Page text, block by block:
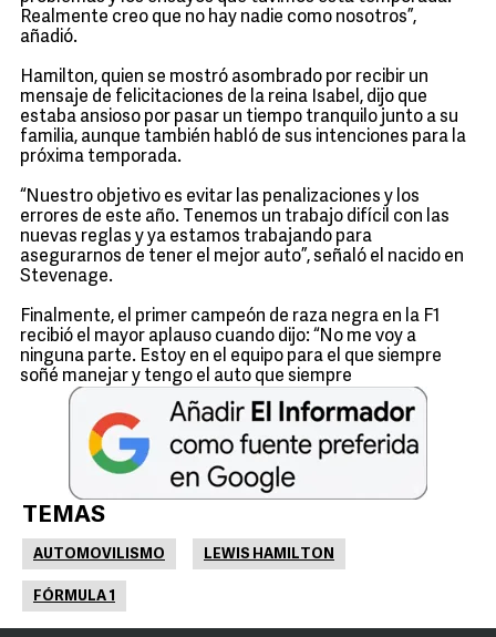
Realmente creo que no hay nadie como nosotros”,
añadió.
Hamilton, quien se mostró asombrado por recibir un
mensaje de felicitaciones de la reina Isabel, dijo que
estaba ansioso por pasar un tiempo tranquilo junto a su
familia, aunque también habló de sus intenciones para la
próxima temporada.
“Nuestro objetivo es evitar las penalizaciones y los
errores de este año. Tenemos un trabajo difícil con las
nuevas reglas y ya estamos trabajando para
asegurarnos de tener el mejor auto”, señaló el nacido en
Stevenage.
Finalmente, el primer campeón de raza negra en la F1
recibió el mayor aplauso cuando dijo: “No me voy a
ninguna parte. Estoy en el equipo para el que siempre
soñé manejar y tengo el auto que siempre
TEMAS
AUTOMOVILISMO LEWIS HAMILTON
FÓRMULA 1